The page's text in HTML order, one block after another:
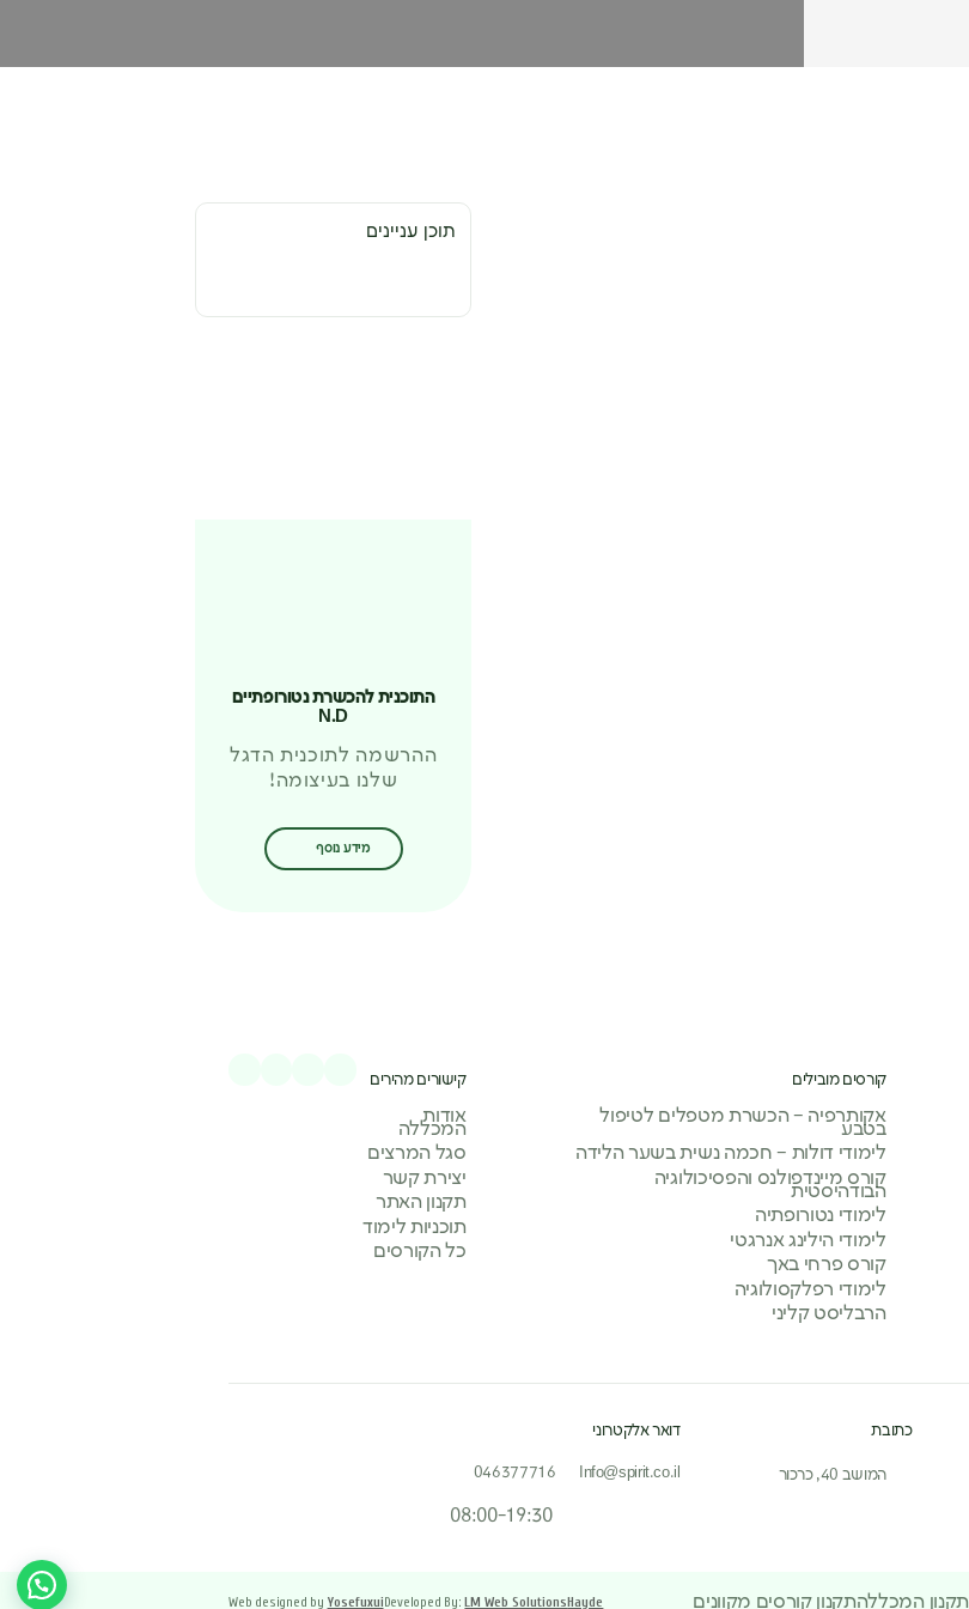
תוכן עניינים
התוכנית להכשרת נטורופתיים
N.D
ההרשמה לתוכנית הדגל
שלנו בעיצומה!
מידע נוסף
קורסים מובילים
אקותרפיה – הכשרת מטפלים לטיפול
בטבע
לימודי דולות – חכמה נשית בשער הלידה
קורס מיינדפולנס והפסיכולוגיה
הבודהיסטית
לימודי נטורופתיה
לימודי הילינג אנרגטי
קורס פרחי באך
לימודי רפלקסולוגיה
הרבליסט קליני
קישורים מהירים
אודות
המכללה
סגל המרצים
יצירת קשר
תקנון האתר
תוכניות לימוד
כל הקורסים
כתובת
המושב 40, כרכור
דואר אלקטרוני
Info@spirit.co.il
046377716
08:00-19:30
תקנון המכללהתקנון קורסים מקוונים Hayde
Developed By:LM Web Solutions
Web designed by Yosefuxui